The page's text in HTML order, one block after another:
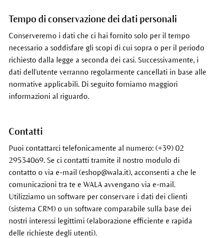
Tempo di conservazione dei dati personali
Conserveremo i dati che ci hai fornito solo per il tempo
necessario a soddisfare gli scopi di cui sopra o per il periodo
richiesto dalla legge a seconda dei casi. Successivamente, i
dati dell'utente verranno regolarmente cancellati in base alle
normative applicabili. Di seguito forniamo maggiori
informazioni al riguardo.
Contatti
Puoi contattarci telefonicamente al numero: (+39) 02
29534069. Se ci contatti tramite il nostro modulo di
contatto o via e-mail (eshop@wala.it), acconsenti a che le
comunicazioni tra te e WALA avvengano via e-mail.
Utilizziamo un software per conservare i dati dei clienti
(sistema CRM) o un software comparabile sulla base dei
nostri interessi legittimi (elaborazione efficiente e rapida
delle richieste degli utenti).